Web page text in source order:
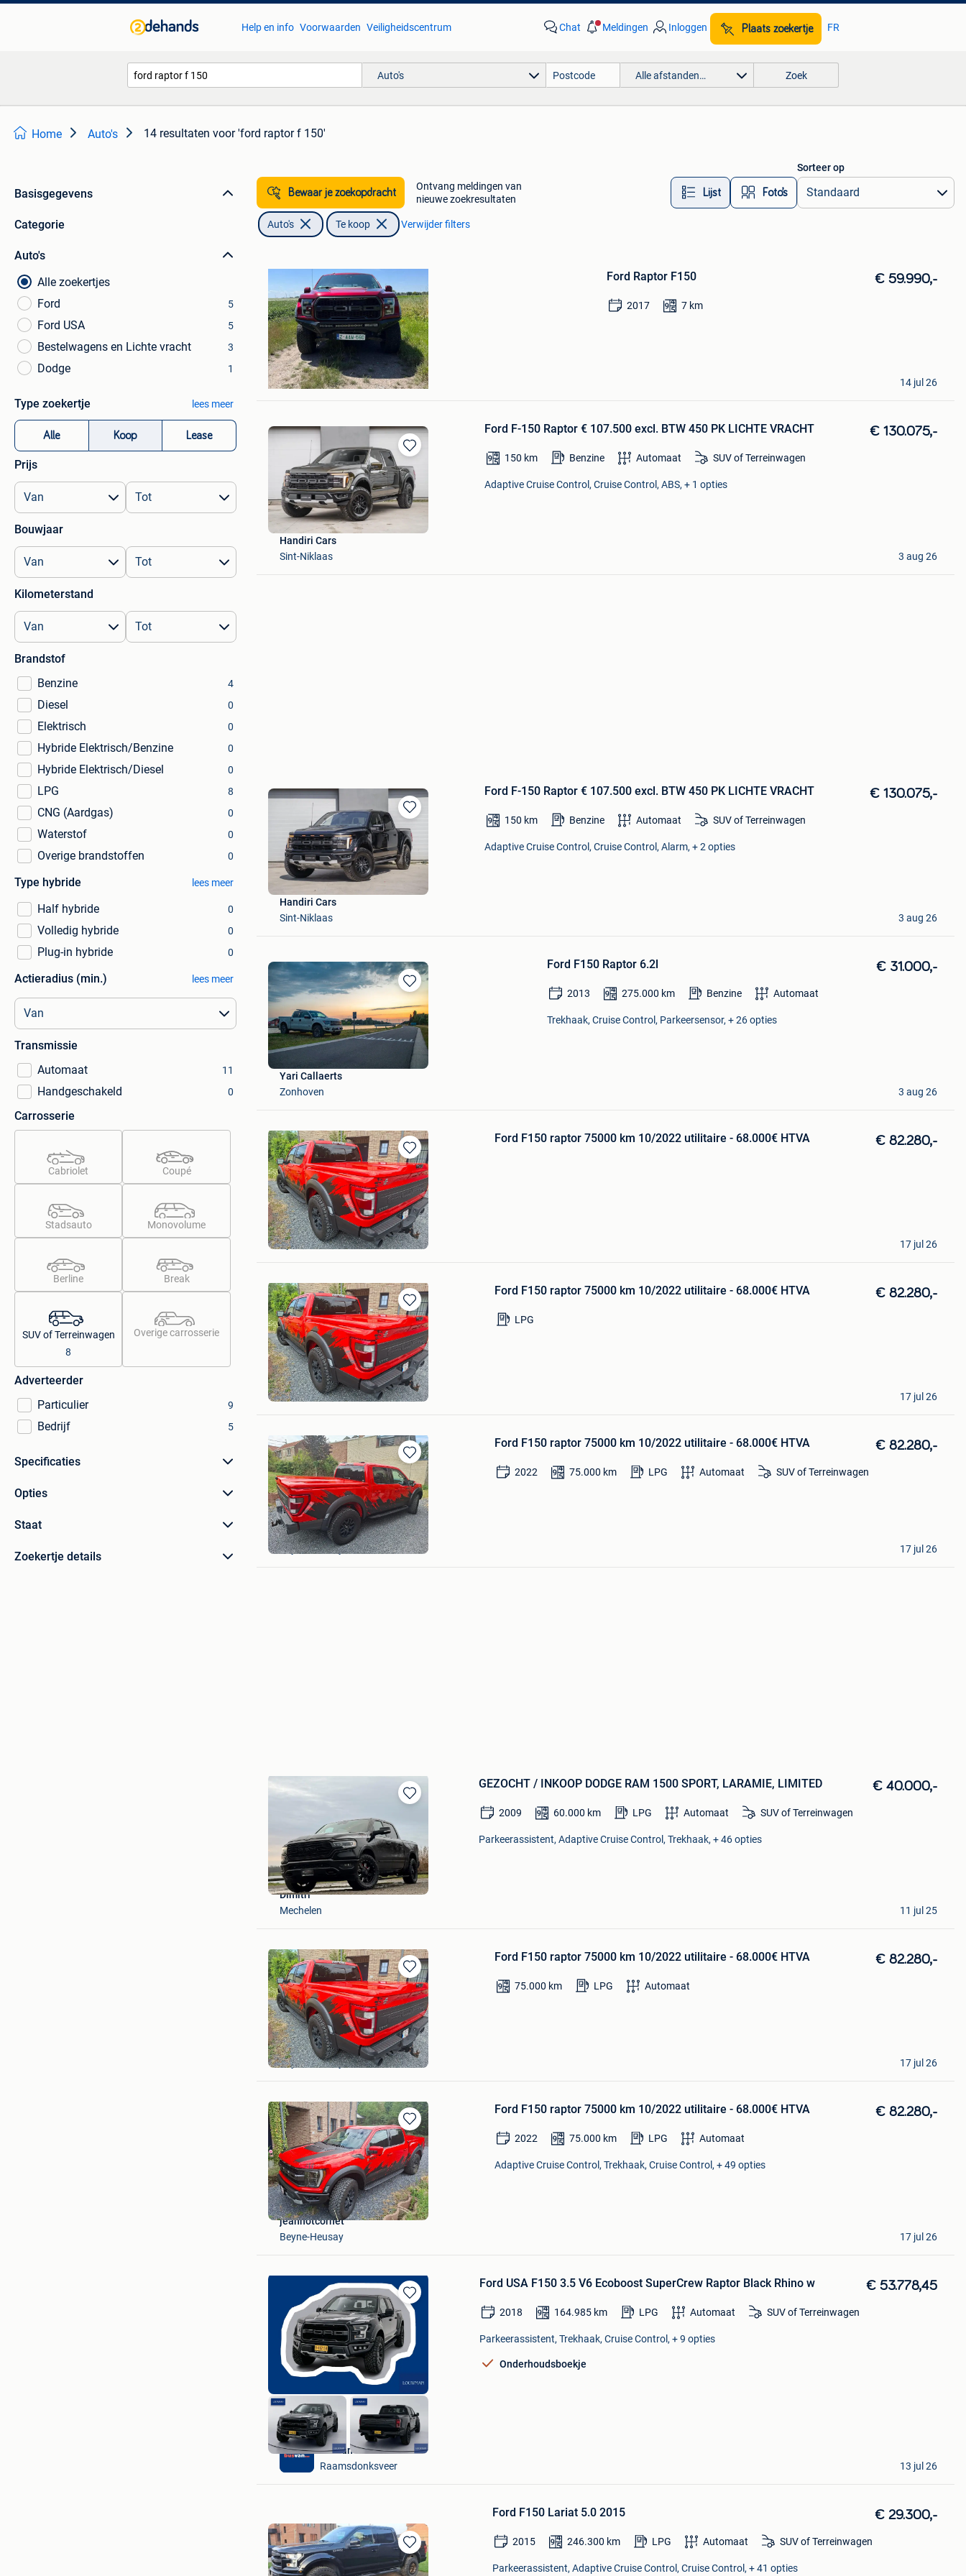
Help en info Voorwaarden Veiligheidscentrum Chat Meldingen Inloggen Plaats zoekertje FR
Auto's Alle afstanden… Zoek
Home Auto's 14 resultaten voor 'ford raptor f 150'
Basisgegevens
Categorie
Auto's
Alle zoekertjes
Ford
5
Ford USA 5
Bestelwagens en Lichte vracht 3
Dodge 1
Type zoekertje lees meer
Alle Koop Lease
Prijs
Bouwjaar
Kilometerstand
Brandstof
Benzine
4
Diesel 0
Elektrisch 0
Hybride Elektrisch/Benzine 0
Hybride Elektrisch/Diesel 0
LPG 8
CNG (Aardgas) 0
Waterstof 0
Overige brandstoffen 0
Type hybride lees meer
Half hybride 0
Volledig hybride 0
Plug-in hybride 0
Actieradius (min.) lees meer
Transmissie
Automaat
11
Handgeschakeld 0
Carrosserie
Cabriolet Coupé
Stadsauto Monovolume
Berline Break
SUV of Terreinwagen
8
Overige carrosserie
Adverteerder
Particulier
9
Bedrijf 5
Specificaties
Opties
Staat
Zoekertje details
Bewaar je zoekopdracht
Ontvang meldingen van
nieuwe zoekresultaten
Lijst Foto’s
Sorteer op
Auto's Te koop Verwijder filters
Favorieten
Ford Raptor F150 € 59.990,-
2017 7 km
FM Motors
Chapelle-Lez-Herlaimont
14 jul 26
Bewaren
in
Mijn
Favorieten
Ford F-150 Raptor € 107.500 excl. BTW 450 PK LICHTE VRACHT € 130.075,-
150 km Benzine Automaat SUV of Terreinwagen
Adaptive Cruise Control, Cruise Control, ABS, + 1 opties
Handiri Cars
Sint-Niklaas
3 aug 26
Bewaren
in
Mijn
Favorieten
Ford F-150 Raptor € 107.500 excl. BTW 450 PK LICHTE VRACHT € 130.075,-
150 km Benzine Automaat SUV of Terreinwagen
Adaptive Cruise Control, Cruise Control, Alarm, + 2 opties
Handiri Cars
Sint-Niklaas
3 aug 26
Bewaren
in
Mijn
Favorieten
Ford F150 Raptor 6.2l € 31.000,-
2013 275.000 km Benzine Automaat
Trekhaak, Cruise Control, Parkeersensor, + 26 opties
Yari Callaerts
Zonhoven
3 aug 26
Bewaren
in
Mijn
Favorieten
Ford F150 raptor 75000 km 10/2022 utilitaire - 68.000€ HTVA € 82.280,-
Sandra
Aywaille + Partie De Rouvreux
17 jul 26
Bewaren
in
Mijn
Favorieten
Ford F150 raptor 75000 km 10/2022 utilitaire - 68.000€ HTVA € 82.280,-
LPG
Sandra Gauty
Fleron
17 jul 26
Bewaren
in
Mijn
Favorieten
Ford F150 raptor 75000 km 10/2022 utilitaire - 68.000€ HTVA € 82.280,-
2022 75.000 km LPG Automaat SUV of Terreinwagen
Tintinjanot
Beyne-Heusay
17 jul 26
Bewaren
Mijn
Favorieten
GEZOCHT / INKOOP DODGE RAM 1500 SPORT, LARAMIE, LIMITED € 40.000,-
2009 60.000 km LPG Automaat SUV of Terreinwagen
Parkeerassistent, Adaptive Cruise Control, Trekhaak, + 46 opties
Dimitri
Mechelen
11 jul 25
Bewaren
in
Mijn
Favorieten
Ford F150 raptor 75000 km 10/2022 utilitaire - 68.000€ HTVA € 82.280,-
75.000 km LPG Automaat
Aywaille motos
Beyne-Heusay
17 jul 26
Bewaren
in
Mijn
Favorieten
Ford F150 raptor 75000 km 10/2022 utilitaire - 68.000€ HTVA € 82.280,-
2022 75.000 km LPG Automaat
Adaptive Cruise Control, Trekhaak, Cruise Control, + 49 opties
jeannotcornet
Beyne-Heusay
17 jul 26
Bewaren
in
Mijn
Favorieten
Ford USA F150 3.5 V6 Ecoboost SuperCrew Raptor Black Rhino w € 53.778,45
2018 164.985 km LPG Automaat SUV of Terreinwagen
Parkeerassistent, Trekhaak, Cruise Control, + 9 opties
Onderhoudsboekje
busvan
Raamsdonksveer
13 jul 26
Bewaren
in
Ford F150 Lariat 5.0 2015 € 29.300,-
2015 246.300 km LPG Automaat SUV of Terreinwagen
Parkeerassistent, Adaptive Cruise Control, Cruise Control, + 41 opties